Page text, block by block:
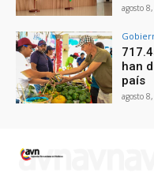
agosto
han
país
agosto